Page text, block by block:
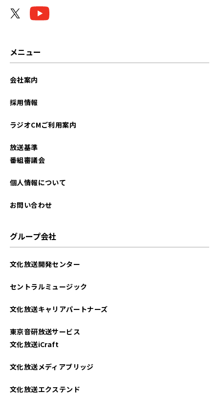
2024年04月
2024年01月
2023年08月
2023年07月
メニュー
会社案内
採用情報
ラジオCMご利用案内
放送基準
番組審議会
個人情報について
お問い合わせ
グループ会社
文化放送開発センター
セントラルミュージック
文化放送キャリアパートナーズ
東京音研放送サービス
文化放送iCraft
文化放送メディアブリッジ
文化放送エクステンド